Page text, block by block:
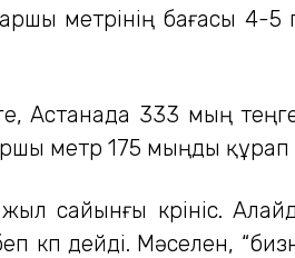
метрінің бағасы 4-5
Астанада 333 мың
метр 175 мыңды құрап
сайынғы көрініс.
көп дейді. Мәселен,